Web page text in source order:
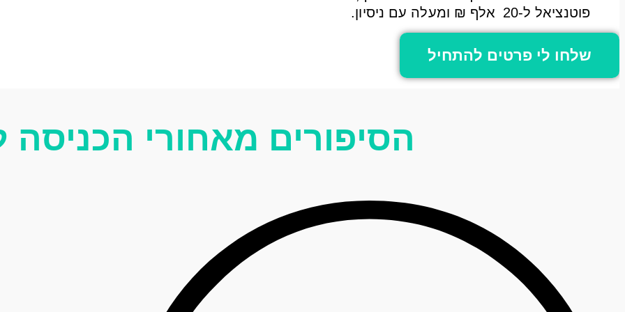
פוטנציאל ל‑20 אלף ₪ ומעלה עם ניסיון.
שלחו לי פרטים להתחיל
הסיפורים מאחורי הכניסה